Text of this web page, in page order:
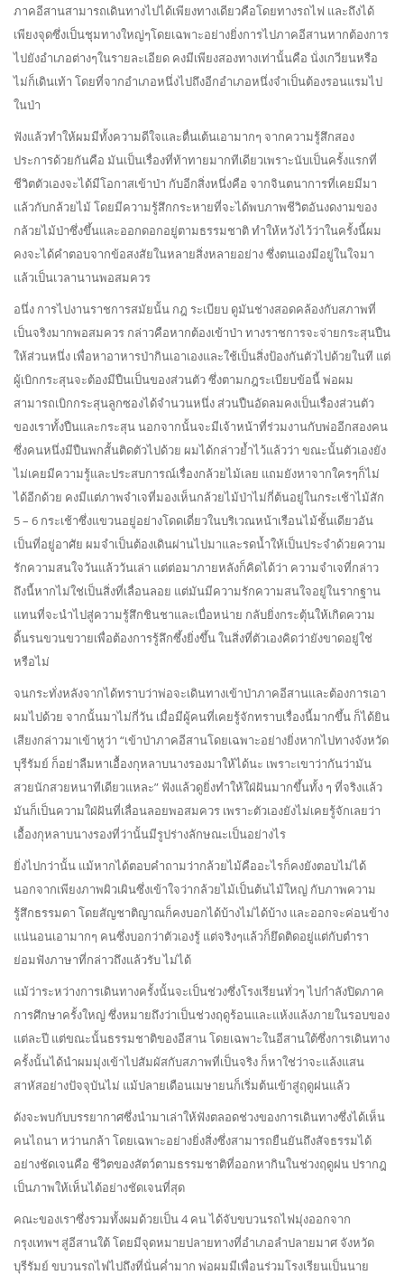
ภาคอีสานสามารถเดินทางไปได้เพียงทางเดียวคือโดยทางรถไฟ และถึงได้
เพียงจุดซึ่งเป็นชุมทางใหญ่ๆโดยเฉพาะอย่างยิ่งการไปภาคอีสานหากต้องการ
ไปยังอำเภอต่างๆในรายละเอียด คงมีเพียงสองทางเท่านั้นคือ นั่งเกวียนหรือ
ไม่ก็เดินเท้า โดยที่จากอำเภอหนึ่งไปถึงอีกอำเภอหนึ่งจำเป็นต้องรอนแรมไป
ในป่า
ฟังแล้วทำให้ผมมีทั้งความดีใจและตื่นเต้นเอามากๆ จากความรู้สึกสอง
ประการด้วยกันคือ มันเป็นเรื่องที่ท้าทายมากทีเดียวเพราะนับเป็นครั้งแรกที่
ชีวิตตัวเองจะได้มีโอกาสเข้าป่า กับอีกสิ่งหนึ่งคือ จากจินตนาการที่เคยมีมา
แล้วกับกล้วยไม้ โดยมีความรู้สึกกระหายที่จะได้พบภาพชีวิตอันงดงามของ
กล้วยไม้ป่าซึ่งขึ้นและออกดอกอยู่ตามธรรมชาติ ทำให้หวังไว้ว่าในครั้งนี้ผม
คงจะได้คำตอบจากข้อสงสัยในหลายสิ่งหลายอย่าง ซึ่งตนเองมีอยู่ในใจมา
แล้วเป็นเวลานานพอสมควร
อนึ่ง การไปงานราชการสมัยนั้น กฎ ระเบียบ ดูมันช่างสอดคล้องกับสภาพที่
เป็นจริงมากพอสมควร กล่าวคือหากต้องเข้าป่า ทางราชการจะจ่ายกระสุนปืน
ให้ส่วนหนึ่ง เพื่อหาอาหารป่ากินเอาเองและใช้เป็นสิ่งป้องกันตัวไปด้วยในที แต่
ผู้เบิกกระสุนจะต้องมีปืนเป็นของส่วนตัว ซึ่งตามกฎระเบียบข้อนี้ พ่อผม
สามารถเบิกกระสุนลูกซองได้จำนวนหนึ่ง ส่วนปืนอัดลมคงเป็นเรื่องส่วนตัว
ของเราทั้งปืนและกระสุน นอกจากนั้นจะมีเจ้าหน้าที่ร่วมงานกับพ่ออีกสองคน
ซึ่งคนหนึ่งมีปืนพกสั้นติดตัวไปด้วย ผมได้กล่าวย้ำไว้แล้วว่า ขณะนั้นตัวเองยัง
ไม่เคยมีความรู้และประสบการณ์เรื่องกล้วยไม้เลย แถมยังหาจากใครๆก็ไม่
ได้อีกด้วย คงมีแต่ภาพจำเจที่มองเห็นกล้วยไม้ป่าไม่กี่ต้นอยู่ในกระเช้าไม้สัก
5 – 6 กระเช้าซึ่งแขวนอยู่อย่างโดดเดี่ยวในบริเวณหน้าเรือนไม้ชั้นเดียวอัน
เป็นที่อยู่อาศัย ผมจำเป็นต้องเดินผ่านไปมาและรดน้ำให้เป็นประจำด้วยความ
รักความสนใจวันแล้ววันเล่า แต่ต่อมาภายหลังก็คิดได้ว่า ความจำเจที่กล่าว
ถึงนี้หากไม่ใช่เป็นสิ่งที่เลื่อนลอย แต่มันมีความรักความสนใจอยู่ในรากฐาน
แทนที่จะนำไปสู่ความรู้สึกชินชาและเบื่อหน่าย กลับยิ่งกระตุ้นให้เกิดความ
ดิ้นรนขวนขวายเพื่อต้องการรู้ลึกซึ้งยิ่งขึ้น ในสิ่งที่ตัวเองคิดว่ายังขาดอยู่ใช่
หรือไม่
จนกระทั่งหลังจากได้ทราบว่าพ่อจะเดินทางเข้าป่าภาคอีสานและต้องการเอา
ผมไปด้วย จากนั้นมาไม่กี่วัน เมื่อมีผู้คนที่เคยรู้จักทราบเรื่องนี้มากขึ้น ก็ได้ยิน
เสียงกล่าวมาเข้าหูว่า “เข้าป่าภาคอีสานโดยเฉพาะอย่างยิ่งหากไปทางจังหวัด
บุรีรัมย์ ก็อย่าลืมหาเอื้องกุหลาบนางรองมาให้ได้นะ เพราะเขาว่ากันว่ามัน
สวยนักสวยหนาทีเดียวแหละ” ฟังแล้วดูยิ่งทำให้ใฝ่ฝันมากขึ้นทั้ง ๆ ที่จริงแล้ว
มันก็เป็นความใฝ่ฝันที่เลื่อนลอยพอสมควร เพราะตัวเองยังไม่เคยรู้จักเลยว่า
เอื้องกุหลาบนางรองที่ว่านั้นมีรูปร่างลักษณะเป็นอย่างไร
ยิ่งไปกว่านั้น แม้หากได้ตอบคำถามว่ากล้วยไม้คืออะไรก็คงยังตอบไม่ได้
นอกจากเพียงภาพผิวเผินซึ่งเข้าใจว่ากล้วยไม้เป็นต้นไม้ใหญ่ กับภาพความ
รู้สึกธรรมดา โดยสัญชาติญาณก็คงบอกได้บ้างไม่ได้บ้าง และออกจะค่อนข้าง
แน่นอนเอามากๆ คนซึ่งบอกว่าตัวเองรู้ แต่จริงๆแล้วก็ยึดติดอยู่แต่กับตำรา
ย่อมฟังภาษาที่กล่าวถึงแล้วรับ ไม่ได้
แม้ว่าระหว่างการเดินทางครั้งนั้นจะเป็นช่วงซึ่งโรงเรียนทั่วๆ ไปกำลังปิดภาค
การศึกษาครั้งใหญ่ ซึ่งหมายถึงว่าเป็นช่วงฤดูร้อนและแห้งแล้งภายในรอบของ
แต่ละปี แต่ขณะนั้นธรรมชาติของอีสาน โดยเฉพาะในอีสานใต้ซึ่งการเดินทาง
ครั้งนั้นได้นำผมมุ่งเข้าไปสัมผัสกับสภาพที่เป็นจริง ก็หาใช่ว่าจะแล้งแสน
สาหัสอย่างปัจจุบันไม่ แม้ปลายเดือนเมษายนก็เริ่มต้นเข้าสู่ฤดูฝนแล้ว
ดังจะพบกับบรรยากาศซึ่งนำมาเล่าให้ฟังตลอดช่วงของการเดินทางซึ่งได้เห็น
คนไถนา หว่านกล้า โดยเฉพาะอย่างยิ่งสิ่งซึ่งสามารถยืนยันถึงสัจธรรมได้
อย่างชัดเจนคือ ชีวิตของสัตว์ตามธรรมชาติที่ออกหากินในช่วงฤดูฝน ปรากฎ
เป็นภาพให้เห็นได้อย่างชัดเจนที่สุด
คณะของเราซึ่งรวมทั้งผมด้วยเป็น 4 คน ได้จับขบวนรถไฟมุ่งออกจาก
กรุงเทพฯ สู่อีสานใต้ โดยมีจุดหมายปลายทางที่อำเภอลำปลายมาศ จังหวัด
บุรีรัมย์ ขบวนรถไฟไปถึงที่นั่นค่ำมาก พ่อผมมีเพื่อนร่วมโรงเรียนเป็นนาย